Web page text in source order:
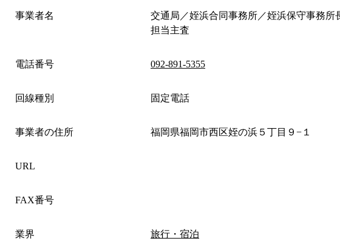
事業者名
交通局／姪浜合同事務所／姪浜保守事務所
担当主査
電話番号 092-891-5355
回線種別 固定電話
事業者の住所 福岡県福岡市西区姪の浜５丁目９−１
URL
FAX番号
業界 旅行・宿泊